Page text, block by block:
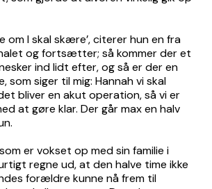
om I skal skære’, citerer hun en fra
og fortsætter; så kommer der et
ind lidt efter, og så er der en
som siger til mig: Hannah vi skal
bliver en akut operation, så vi er
at gøre klar. Der går max en halv
er vokset op med sin familie i
regne ud, at den halve time ikke
forældre kunne nå frem til